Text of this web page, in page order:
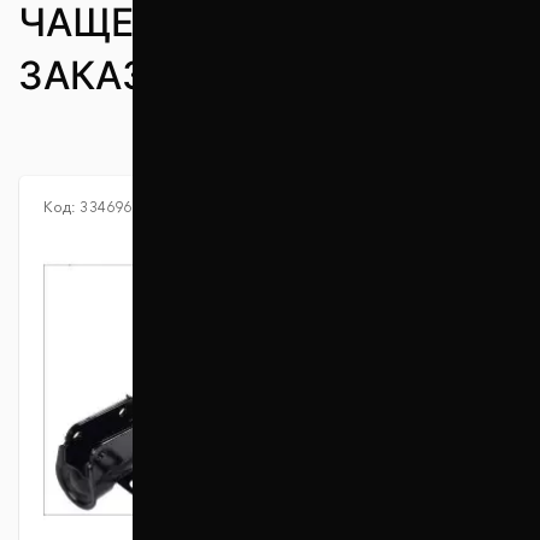
ЧАЩЕ ВСЕГО
ЗАКАЗЫВАЮТ
Код: 334696